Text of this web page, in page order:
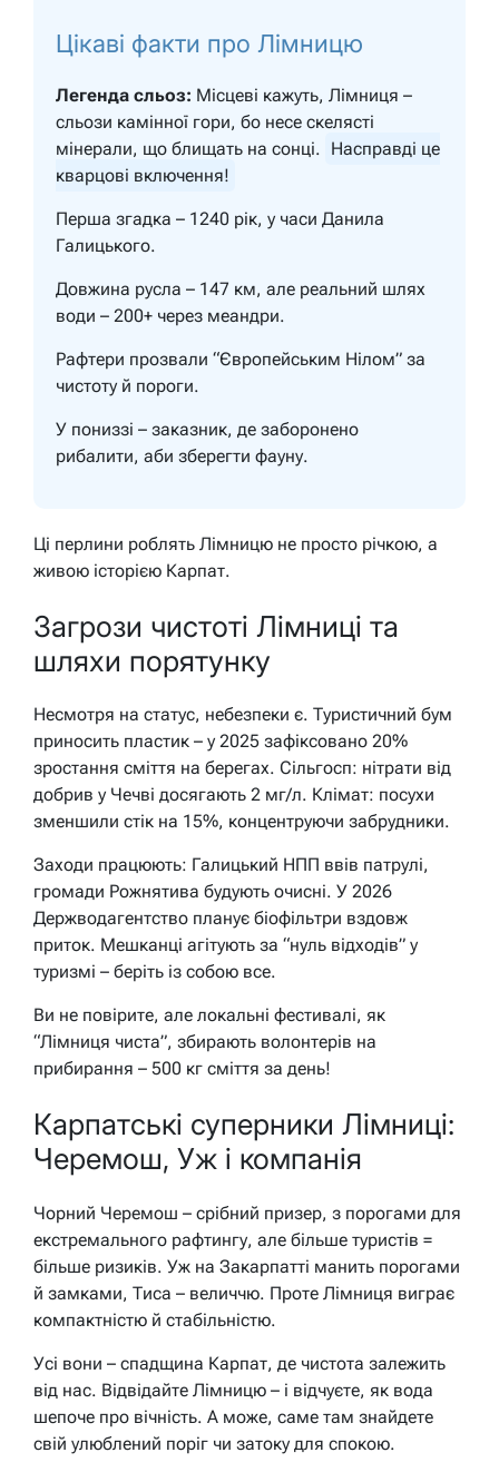
Цікаві факти про Лімницю
Легенда сльоз: Місцеві кажуть, Лімниця –
сльози камінної гори, бо несе скелясті
мінерали, що блищать на сонці. Насправді це
кварцові включення!
Перша згадка – 1240 рік, у часи Данила
Галицького.
Довжина русла – 147 км, але реальний шлях
води – 200+ через меандри.
Рафтери прозвали “Європейським Нілом” за
чистоту й пороги.
У пониззі – заказник, де заборонено
рибалити, аби зберегти фауну.
Ці перлини роблять Лімницю не просто річкою, а
живою історією Карпат.
Загрози чистоті Лімниці та
шляхи порятунку
Несмотря на статус, небезпеки є. Туристичний бум
приносить пластик – у 2025 зафіксовано 20%
зростання сміття на берегах. Сільгосп: нітрати від
добрив у Чечві досягають 2 мг/л. Клімат: посухи
зменшили стік на 15%, концентруючи забрудники.
Заходи працюють: Галицький НПП ввів патрулі,
громади Рожнятива будують очисні. У 2026
Держводагентство планує біофільтри вздовж
приток. Мешканці агітують за “нуль відходів” у
туризмі – беріть із собою все.
Ви не повірите, але локальні фестивалі, як
“Лімниця чиста”, збирають волонтерів на
прибирання – 500 кг сміття за день!
Карпатські суперники Лімниці:
Черемош, Уж і компанія
Чорний Черемош – срібний призер, з порогами для
екстремального рафтингу, але більше туристів =
більше ризиків. Уж на Закарпатті манить порогами
й замками, Тиса – величчю. Проте Лімниця виграє
компактністю й стабільністю.
Усі вони – спадщина Карпат, де чистота залежить
від нас. Відвідайте Лімницю – і відчуєте, як вода
шепоче про вічність. А може, саме там знайдете
свій улюблений поріг чи затоку для спокою.